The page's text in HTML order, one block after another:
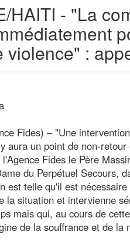
HAITI - "La
violence" :
Fides) – "Une
aura un point de non-
Fides le Père
du Perpétuel Secours,
est telle qu'il est
la situation et intervienne
mais qui, au cours de
de la souffrance et de